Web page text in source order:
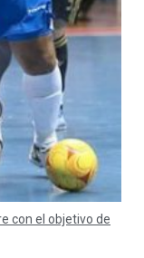
con el objetivo de